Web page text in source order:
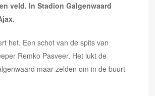
veld. In Stadion Galgenwaard
het. Een schot van de spits van
Remko Pasveer. Het lukt de
maar zelden om in de buurt